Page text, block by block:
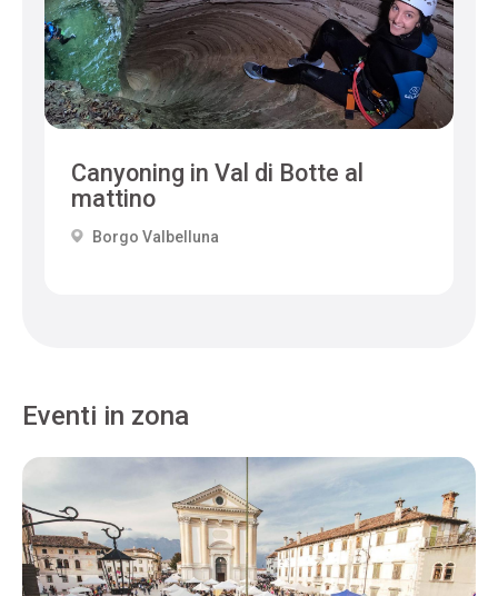
Canyoning in Val di Botte al
mattino
Borgo Valbelluna
Eventi in zona